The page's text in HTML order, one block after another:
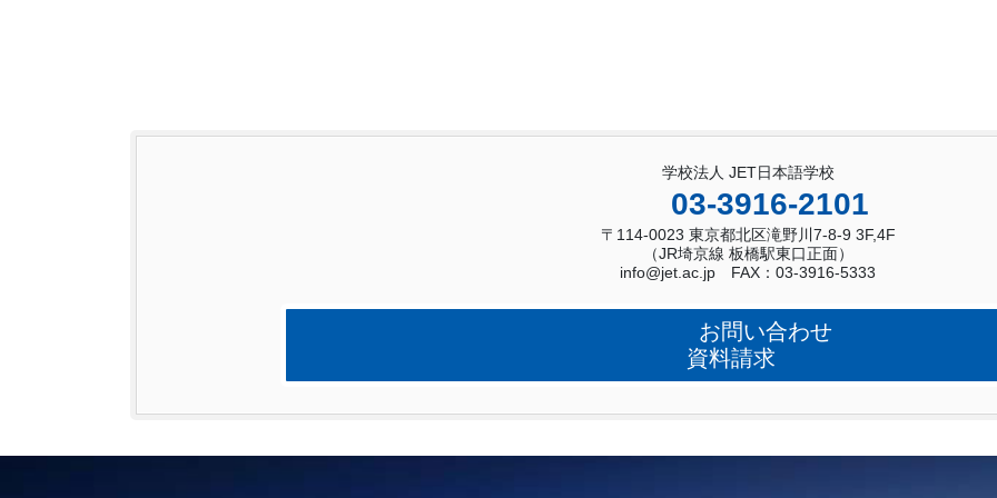
学校法人 JET日本語学校
03-3916-2101
〒114-0023 東京都北区滝野川7-8-9 3F,4F
（JR埼京線 板橋駅東口正面）
info@jet.ac.jp FAX：03-3916-5333
お問い合わせ
資料請求